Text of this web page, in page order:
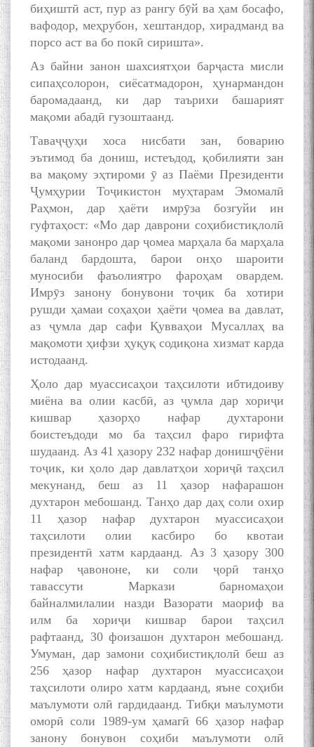
биҳиштӣ аст, пур аз рангу бӯй ва ҳам босафо,
вафодор, меҳрубон, хештандор, хирадманд ва
порсо аст ва бо покӣ сиришта».
Аз байни занон шахсиятҳои барҷаста мисли
сипаҳсолорон, сиёсатмадорон, ҳунармандон
баромадаанд, ки дар таърихи башарият
мақоми абадӣ гузоштаанд.
Таваҷҷуҳи хоса нисбати зан, боварию
эътимод ба дониш, истеъдод, қобилияти зан
ва мақому эҳтироми ӯ аз Паёми Президенти
Ҷумҳурии Тоҷикистон муҳтарам Эмомалӣ
Раҳмон, дар ҳаёти имрӯза бозгуйи ин
гуфтаҳост: «Мо дар даврони соҳибистиқлолӣ
мақоми занонро дар ҷомеа марҳала ба марҳала
баланд бардошта, барои онҳо шароити
муносиби фаъолиятро фароҳам овардем.
Имрӯз занону бонувони тоҷик ба хотири
рушди ҳамаи соҳаҳои ҳаёти ҷомеа ва давлат,
аз ҷумла дар сафи Қувваҳои Мусаллаҳ ва
мақомоти ҳифзи ҳуқуқ содиқона хизмат карда
истодаанд.
Ҳоло дар муассисаҳои таҳсилоти ибтидоиву
миёна ва олии касбӣ, аз ҷумла дар хориҷи
кишвар ҳазорҳо нафар духтарони
боистеъдоди мо ба таҳсил фаро гирифта
шудаанд. Аз 41 ҳазору 232 нафар донишҷӯёни
тоҷик, ки ҳоло дар давлатҳои хориҷӣ таҳсил
мекунанд, беш аз 11 ҳазор нафарашон
духтарон мебошанд. Танҳо дар даҳ соли охир
11 ҳазор нафар духтарон муассисаҳои
таҳсилоти олии касбиро бо квотаи
президентӣ хатм кардаанд. Аз 3 ҳазору 300
нафар ҷавононе, ки соли ҷорӣ танҳо
тавассути Маркази барномаҳои
байналмилалии назди Вазорати маориф ва
илм ба хориҷи кишвар барои таҳсил
рафтаанд, 30 фоизашон духтарон мебошанд.
Умуман, дар замони соҳибистиқлолӣ беш аз
256 ҳазор нафар духтарон муассисаҳои
таҳсилоти олиро хатм кардаанд, яъне соҳиби
маълумоти олӣ гардидаанд. Тибқи маълумоти
оморӣ соли 1989-ум ҳамагӣ 66 ҳазор нафар
занону бонувон соҳиби маълумоти олӣ
БА МУНОСИБАТИ
БУЗУРГДОШТИ РӮЗИ РӮДАКӢ